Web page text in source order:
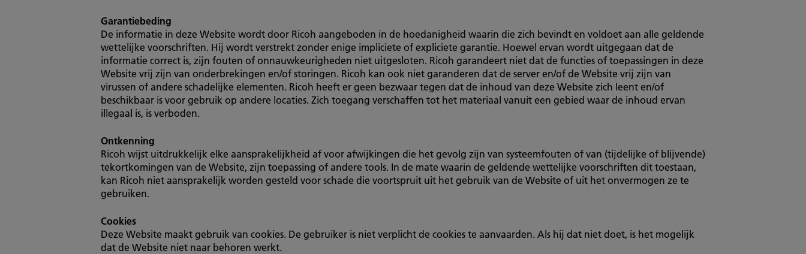
Garantiebeding
De informatie in deze Website wordt door Ricoh aangeboden in de hoedanigheid waarin die zich bevindt en voldoet aan alle geldende
wettelijke voorschriften. Hij wordt verstrekt zonder enige impliciete of expliciete garantie. Hoewel ervan wordt uitgegaan dat de
informatie correct is, zijn fouten of onnauwkeurigheden niet uitgesloten. Ricoh garandeert niet dat de functies of toepassingen in deze
Website vrij zijn van onderbrekingen en/of storingen. Ricoh kan ook niet garanderen dat de server en/of de Website vrij zijn van
virussen of andere schadelijke elementen. Ricoh heeft er geen bezwaar tegen dat de inhoud van deze Website zich leent en/of
beschikbaar is voor gebruik op andere locaties. Zich toegang verschaffen tot het materiaal vanuit een gebied waar de inhoud ervan
illegaal is, is verboden.
Ontkenning
Ricoh wijst uitdrukkelijk elke aansprakelijkheid af voor afwijkingen die het gevolg zijn van systeemfouten of van (tijdelijke of blijvende)
tekortkomingen van de Website, zijn toepassing of andere tools. In de mate waarin de geldende wettelijke voorschriften dit toestaan,
kan Ricoh niet aansprakelijk worden gesteld voor schade die voortspruit uit het gebruik van de Website of uit het onvermogen ze te
gebruiken.
Cookies
Deze Website maakt gebruik van cookies. De gebruiker is niet verplicht de cookies te aanvaarden. Als hij dat niet doet, is het mogelijk
dat de Website niet naar behoren werkt.